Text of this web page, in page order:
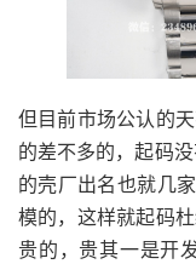
但目前市场公认的
的差不多的，起码
的壳厂出名也就几
模的，这样就起码
贵的，贵其一是开